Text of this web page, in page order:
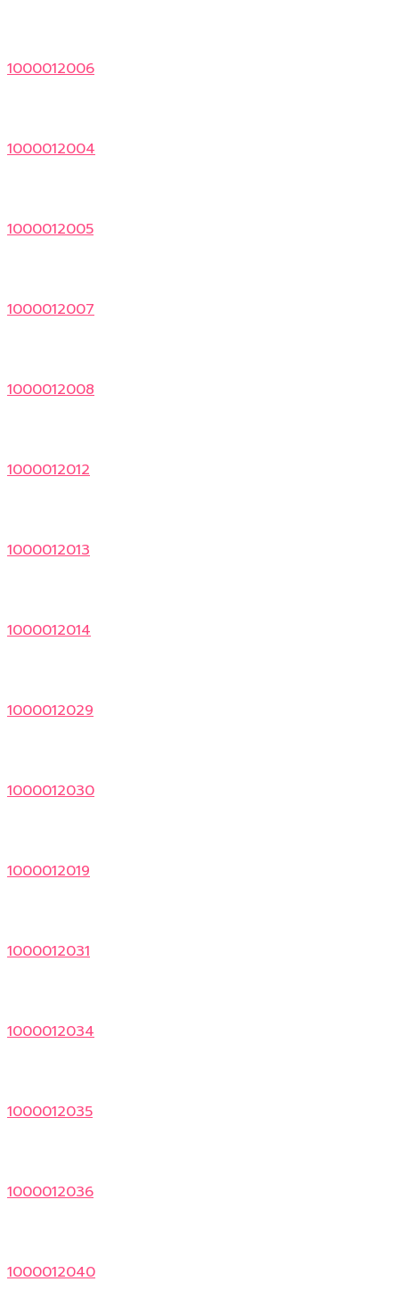
1000012006
1000012004
1000012005
1000012007
1000012008
1000012012
1000012013
1000012014
1000012029
1000012030
1000012019
1000012031
1000012034
1000012035
1000012036
1000012040